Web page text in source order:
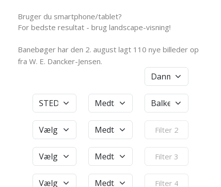
Bruger du smartphone/tablet?
For bedste resultat - brug landscape-visning!
Banebøger har den 2. august lagt 110 nye billeder op
fra W. E. Dancker-Jensen.